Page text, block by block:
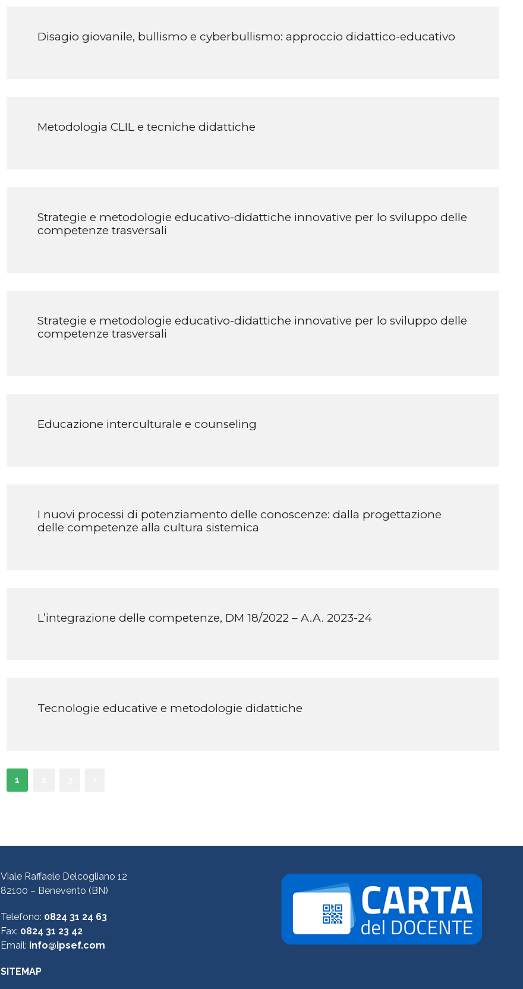
Disagio giovanile, bullismo e cyberbullismo: approccio didattico-educativo
Metodologia CLIL e tecniche didattiche
Strategie e metodologie educativo-didattiche innovative per lo sviluppo delle
competenze trasversali
Strategie e metodologie educativo-didattiche innovative per lo sviluppo delle
competenze trasversali
Educazione interculturale e counseling
I nuovi processi di potenziamento delle conoscenze: dalla progettazione
delle competenze alla cultura sistemica
L’integrazione delle competenze, DM 18/2022 – A.A. 2023-24
Tecnologie educative e metodologie didattiche
1
Viale Raffaele Delcogliano 12
82100 – Benevento (BN)
Telefono: 0824 31 24 63
Fax: 0824 31 23 42
Email: info@ipsef.com
SITEMAP